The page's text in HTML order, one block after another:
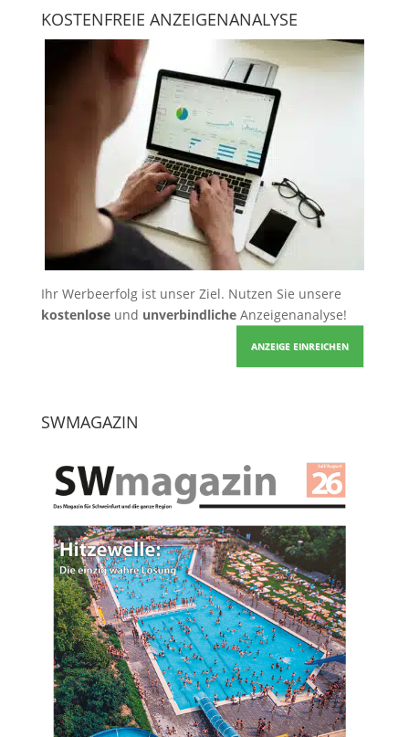
KOSTENFREIE ANZEIGENANALYSE
Ihr Werbeerfolg ist unser Ziel. Nutzen Sie unsere
kostenloseund unverbindlicheAnzeigenanalyse!
ANZEIGE EINREICHEN
SWMAGAZIN